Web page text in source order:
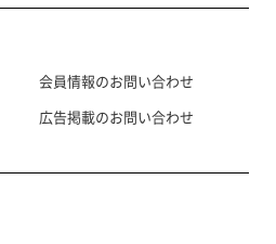
会員情報のお問い合わせ
広告掲載のお問い合わせ